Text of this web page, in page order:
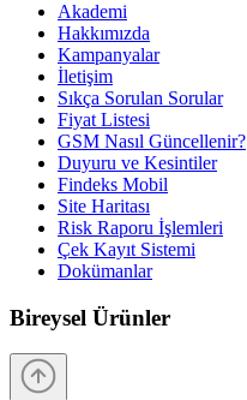
Akademi
Hakkımızda
Kampanyalar
İletişim
Sıkça Sorulan Sorular
Fiyat Listesi
GSM Nasıl Güncellenir?
Duyuru ve Kesintiler
Findeks Mobil
Site Haritası
Risk Raporu İşlemleri
Çek Kayıt Sistemi
Dokümanlar
Bireysel Ürünler